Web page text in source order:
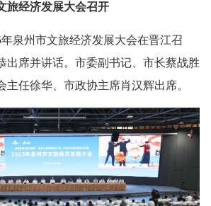
经济发展大会召开
泉州市文旅经济发展大会在晋江召
出席并讲话。市委副书记、市长蔡战胜
主任徐华、市政协主席肖汉辉出席。